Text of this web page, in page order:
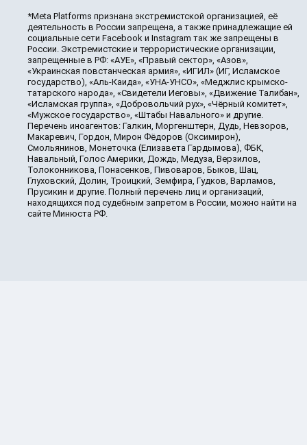
*Meta Platforms признана экстремистской организацией, её
деятельность в России запрещена, а также принадлежащие ей
социальные сети Facebook и Instagram так же запрещены в
России. Экстремистские и террористические организации,
запрещенные в РФ: «АУЕ», «Правый сектор», «Азов»,
«Украинская повстанческая армия», «ИГИЛ» (ИГ, Исламское
государство), «Аль-Каида», «УНА-УНСО», «Меджлис крымско-
татарского народа», «Свидетели Иеговы», «Движение Талибан»,
«Исламская группа», «Добровольчий рух», «Чёрный комитет»,
«Мужское государство», «Штабы Навального» и другие.
Перечень иноагентов: Галкин, Моргенштерн, Дудь, Невзоров,
Макаревич, Гордон, Мирон Фёдоров (Оксимирон),
Смольянинов, Монеточка (Елизавета Гардымова), ФБК,
Навальный, Голос Америки, Дождь, Медуза, Верзилов,
Толоконникова, Понасенков, Пивоваров, Быков, Шац,
Глуховский, Долин, Троицкий, Земфира, Гудков, Варламов,
Прусикин и другие. Полный перечень лиц и организаций,
находящихся под судебным запретом в России, можно найти на
сайте Минюста РФ.